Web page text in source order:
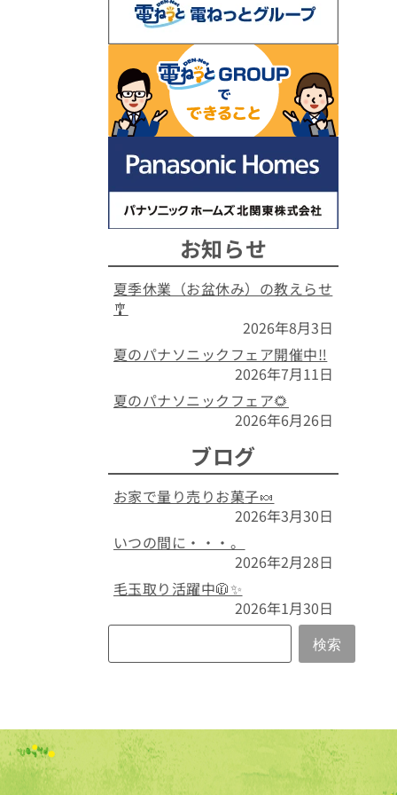
お知らせ
夏季休業（お盆休み）の教えらせ
🎐
2026年8月3日
夏のパナソニックフェア開催中‼️
2026年7月11日
夏のパナソニックフェア🌻
2026年6月26日
ブログ
お家で量り売りお菓子🍬
2026年3月30日
いつの間に・・・。
2026年2月28日
毛玉取り活躍中🧥✨
2026年1月30日
検索